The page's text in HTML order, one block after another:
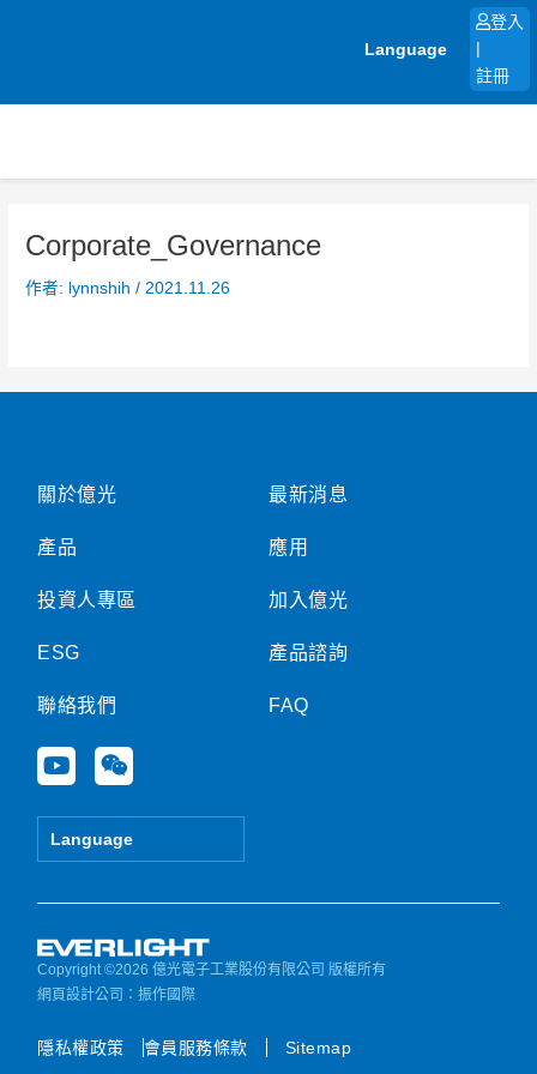
Language
登入
註冊
Corporate_Governance
作者: lynnshih/ 2021.11.26
關於億光
產品
投資人專區
ESG
聯絡我們
Y
o
u
e
W
e
i
Language
最新消息
應用
加入億光
產品諮詢
FAQ
Copyright ©2026 億光電子工業股份有限公司 版權所有
網頁設計公司 ：振作國際
隱私權政策 會員服務條款 Sitemap